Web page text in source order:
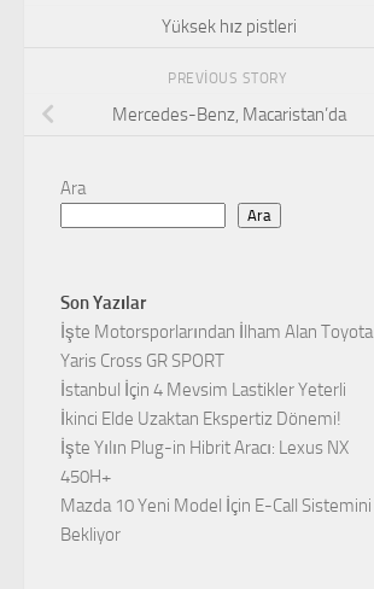
Yüksek hız pistleri
PREVIOUS STORY
Mercedes-Benz, Macaristan’da
Ara
Ara
Son Yazılar
İşte Motorsporlarından İlham Alan Toyota
Yaris Cross GR SPORT
İstanbul İçin 4 Mevsim Lastikler Yeterli
İkinci Elde Uzaktan Ekspertiz Dönemi!
İşte Yılın Plug-in Hibrit Aracı: Lexus NX
450H+
Mazda 10 Yeni Model İçin E-Call Sistemini
Bekliyor